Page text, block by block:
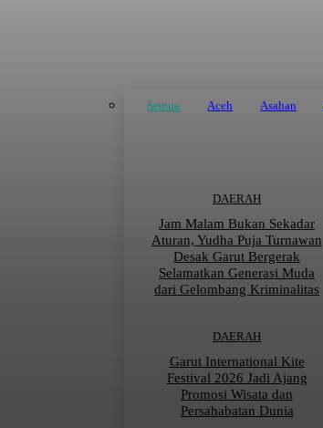
Semua Aceh Asahan
DAERAH
Jam Malam Bukan Sekadar
Aturan, Yudha Puja Turnawan
Desak Garut Bergerak
Selamatkan Generasi Muda
dari Gelombang Kriminalitas
DAERAH
Garut International Kite
Festival 2026 Jadi Ajang
Promosi Wisata dan
Persahabatan Dunia